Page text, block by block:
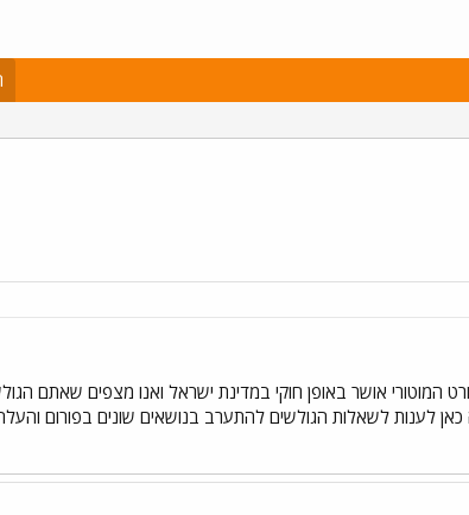
המוטורי אושר באופן חוקי במדינת ישראל ואנו מצפים שאתם
כאן לענות לשאלות הגולשים להתערב בנושאים שונים בפורום